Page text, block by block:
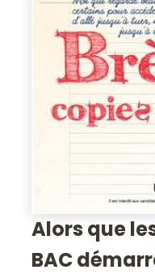
Alors que
BAC